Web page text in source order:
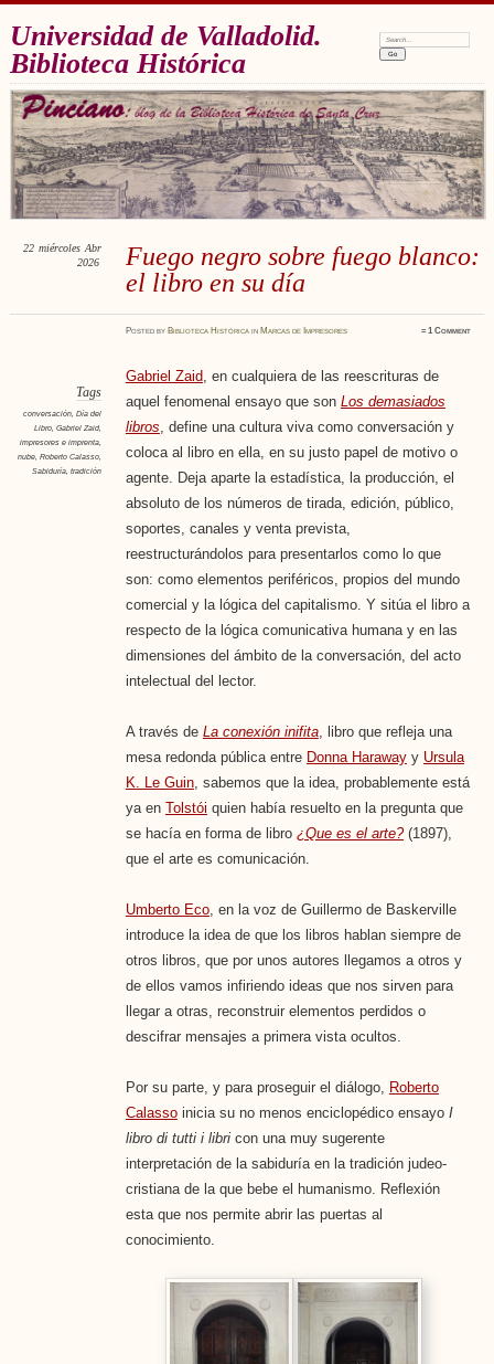
Universidad de Valladolid.
Biblioteca Histórica
Search:
Fuego negro sobre fuego blanco:
el libro en su día
22 miércoles Abr
2026
Postedby Biblioteca Histórica in Marcas de Impresores ≈1 Comment
Tags
conversación, Día del
Libro, Gabriel Zaid,
impresores e imprenta,
nube, Roberto Calasso,
Sabiduría, tradición
Gabriel Zaid, en cualquiera de las reescrituras de
aquel fenomenal ensayo que son Los demasiados
libros, define una cultura viva como conversación y
coloca al libro en ella, en su justo papel de motivo o
agente. Deja aparte la estadística, la producción, el
absoluto de los números de tirada, edición, público,
soportes, canales y venta prevista,
reestructurándolos para presentarlos como lo que
son: como elementos periféricos, propios del mundo
comercial y la lógica del capitalismo. Y sitúa el libro a
respecto de la lógica comunicativa humana y en las
dimensiones del ámbito de la conversación, del acto
intelectual del lector.
A través de La conexión inifita, libro que refleja una
mesa redonda pública entre Donna Harawayy Ursula
K. Le Guin, sabemos que la idea, probablemente está
ya en Tolstói quien había resuelto en la pregunta que
se hacía en forma de libro ¿Que es el arte?(1897),
que el arte es comunicación.
Umberto Eco, en la voz de Guillermo de Baskerville
introduce la idea de que los libros hablan siempre de
otros libros, que por unos autores llegamos a otros y
de ellos vamos infiriendo ideas que nos sirven para
llegar a otras, reconstruir elementos perdidos o
descifrar mensajes a primera vista ocultos.
Por su parte, y para proseguir el diálogo, Roberto
Calassoinicia su no menos enciclopédico ensayo I
libro di tutti i libricon una muy sugerente
interpretación de la sabiduría en la tradición judeo-
cristiana de la que bebe el humanismo. Reflexión
esta que nos permite abrir las puertas al
conocimiento.